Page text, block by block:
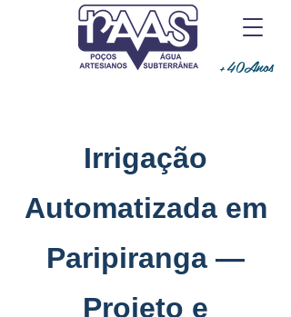
+40Anos
Irrigação
Automatizada em
Paripiranga —
Projeto e